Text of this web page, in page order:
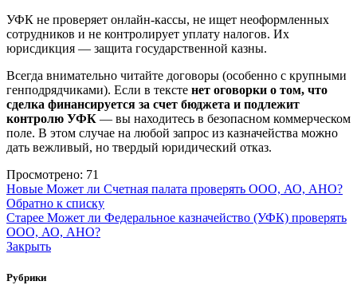
УФК не проверяет онлайн-кассы, не ищет неоформленных
сотрудников и не контролирует уплату налогов. Их
юрисдикция — защита государственной казны.
Всегда внимательно читайте договоры (особенно с крупными
генподрядчиками). Если в тексте нет оговорки о том, что
сделка финансируется за счет бюджета и подлежит
контролю УФК — вы находитесь в безопасном коммерческом
поле. В этом случае на любой запрос из казначейства можно
дать вежливый, но твердый юридический отказ.
Просмотрено: 71
Новые Может ли Счетная палата проверять ООО, АО, АНО?
Обратно к списку
Старее Может ли Федеральное казначейство (УФК) проверять
ООО, АО, АНО?
Закрыть
Рубрики